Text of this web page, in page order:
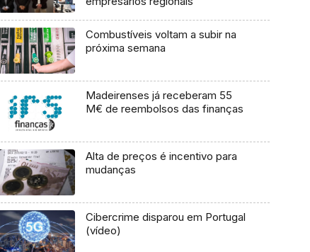
Combustíveis voltam a subir na
próxima semana
Madeirenses já receberam 55
M€ de reembolsos das finanças
Alta de preços é incentivo para
mudanças
Cibercrime disparou em Portugal
(vídeo)